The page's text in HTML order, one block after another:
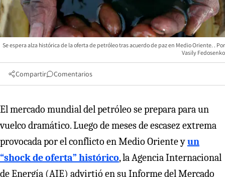
Se espera alza histórica de la oferta de petróleo tras acuerdo de paz en Medio Oriente.
Vasily Fedosenko
Compartir Comentarios
El mercado mundial del petróleo se prepara para un
vuelco dramático. Luego de meses de escasez extrema
provocada por el conflicto en Medio Oriente yun
“shock de oferta” histórico, la Agencia Internacional
de Energía (AIE) advirtió en su Informe del Mercado